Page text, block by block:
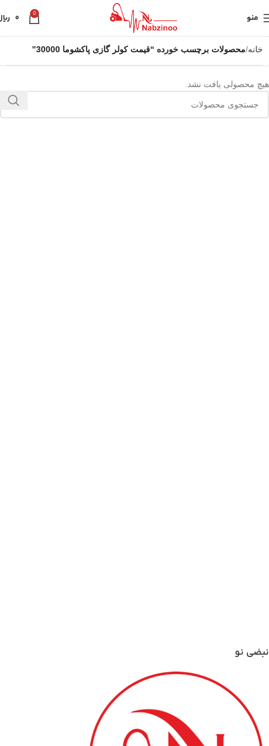
منو 0
0
خانه محصولات برچسب خورده “قیمت کولر گازی پاکشوما 30000”
هیچ محصولی یافت نشد.
نبضی نو